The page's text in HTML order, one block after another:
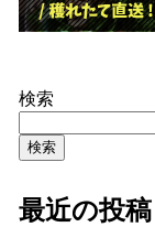
検索
検索
最近の投稿